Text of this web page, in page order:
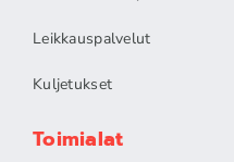
Leikkauspalvelut
Kuljetukset
Toimialat